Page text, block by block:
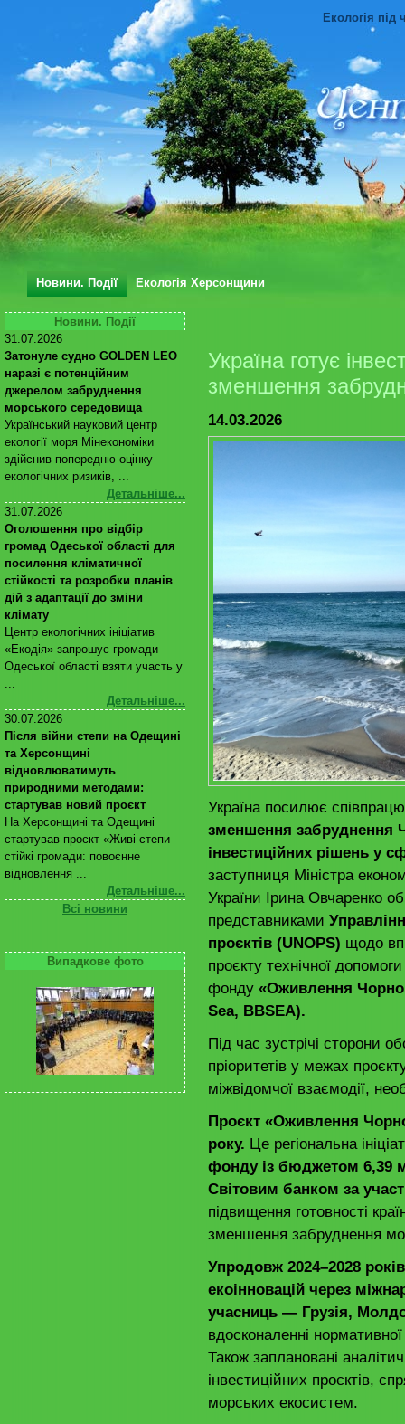
Екологія під
Новини. Події Екологія Херсонщини
Новини. Події
31.07.2026
Затонуле судно GOLDEN LEO
наразі є потенційним
джерелом забруднення
морського середовища
Український науковий центр
екології моря Мінекономіки
здійснив попередню оцінку
екологічних ризиків, ...
Детальніше...
31.07.2026
Оголошення про відбір
громад Одеської області для
посилення кліматичної
стійкості та розробки планів
дій з адаптації до зміни
клімату
Центр екологічних ініціатив
«Екодія» запрошує громади
Одеської області взяти участь у
...
Детальніше...
30.07.2026
Після війни степи на Одещині
та Херсонщині
відновлюватимуть
природними методами:
стартував новий проєкт
На Херсонщині та Одещині
стартував проєкт «Живі степи –
стійкі громади: повоєнне
відновлення ...
Детальніше...
Всі новини
Випадкове фото
Україна готує
зменшення
14.03.2026
Україна посилює
зменшення забруднення
інвестиційних рішень у
заступниця Міністра
України Ірина Овчаренко
представниками
проєктів (UNOPS) щодо
проєкту технічної
фонду «Оживлення
Sea, BBSEA).
Під час зустрічі сторони
пріоритетів у межах
міжвідомчої взаємодії,
Проєкт «Оживлення
року. Це регіональна
фонду із бюджетом 6,39
Світовим банком за
підвищення готовності
зменшення забруднення
Упродовж 2024–2028
екоінновацій через
учасниць — Грузія,
вдосконаленні
Також заплановані
інвестиційних проєктів,
морських екосистем.